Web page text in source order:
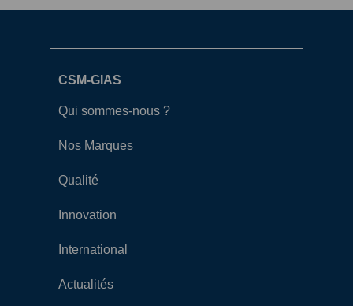
CSM-GIAS
Qui sommes-nous ?
Nos Marques
Qualité
Innovation
International
Actualités